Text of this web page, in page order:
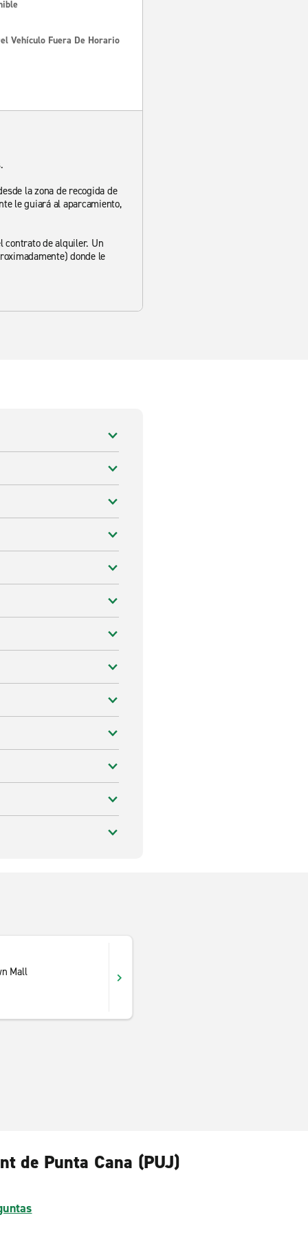
Vehículo Fuera De Horario
la zona de recogida de
le guiará al aparcamiento,
contrato de alquiler. Un
donde le
Mall
de Punta Cana (PUJ)